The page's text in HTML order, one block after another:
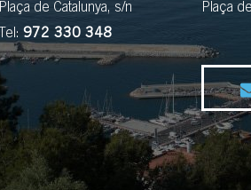
Plaça de Catalunya, s/n
Tel: 972 330 348
Plaça